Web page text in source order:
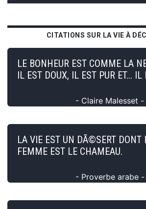
CITATIONS SUR LA VIE À
LE BONHEUR EST COMME LA
IL EST DOUX, IL EST PUR ET... IL
- Claire Malesset -
LA VIE EST UN DÃ©SERT DONT
FEMME EST LE CHAMEAU.
- Proverbe arabe -